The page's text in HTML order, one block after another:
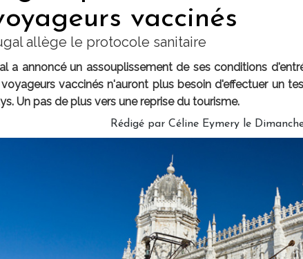
vaccinés
allège le protocole sanitaire
a annoncé un assouplissement de ses conditions
vaccinés n'auront plus besoin d'effectuer un
Un pas de plus vers une reprise du tourisme.
Rédigé par Céline Eymery le